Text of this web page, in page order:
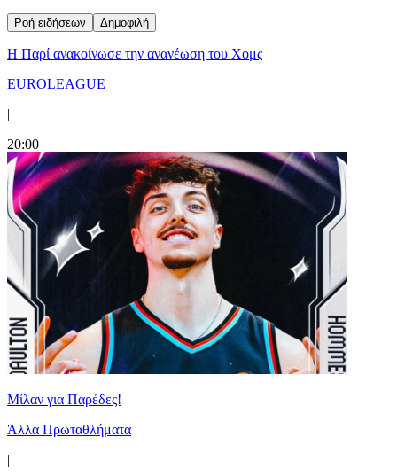
Ροή ειδήσεων Δημοφιλή
Η Παρί ανακοίνωσε την ανανέωση του Χομς
EUROLEAGUE
|
20:00
Μίλαν για Παρέδες!
Άλλα Πρωταθλήματα
|